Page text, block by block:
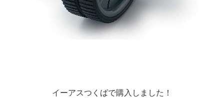
イーアスつくばで購入しました！